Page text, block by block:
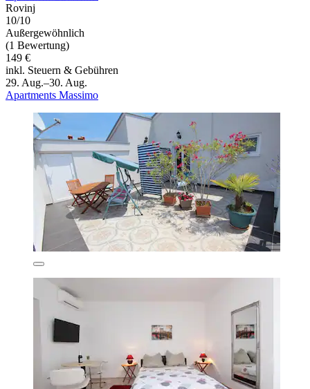
Rovinj
10/10
Außergewöhnlich
(1 Bewertung)
149 €
inkl. Steuern & Gebühren
29. Aug.–30. Aug.
Apartments Massimo